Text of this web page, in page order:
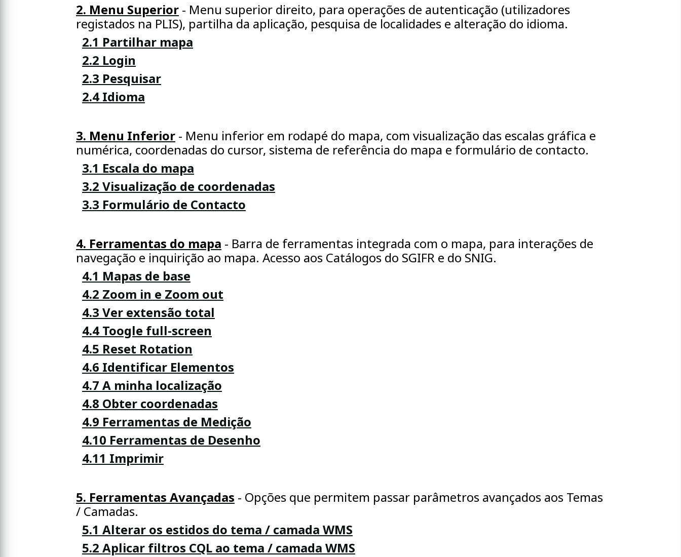
2. Menu Superior - Menu superior direito, para operações de autenticação (utilizadores
registados na PLIS), partilha da aplicação, pesquisa de localidades e alteração do idioma.
2.1 Partilhar mapa
2.2 Login
2.3 Pesquisar
2.4 Idioma
3. Menu Inferior - Menu inferior em rodapé do mapa, com visualização das escalas gráfica e
numérica, coordenadas do cursor, sistema de referência do mapa e formulário de contacto.
3.1 Escala do mapa
3.2 Visualização de coordenadas
3.3 Formulário de Contacto
4. Ferramentas do mapa - Barra de ferramentas integrada com o mapa, para interações de
navegação e inquirição ao mapa. Acesso aos Catálogos do SGIFR e do SNIG.
4.1 Mapas de base
4.2 Zoom in e Zoom out
4.3 Ver extensão total
4.4 Toogle full-screen
4.5 Reset Rotation
4.6 Identificar Elementos
4.7 A minha localização
4.8 Obter coordenadas
4.9 Ferramentas de Medição
4.10 Ferramentas de Desenho
4.11 Imprimir
5. Ferramentas Avançadas - Opções que permitem passar parâmetros avançados aos Temas
/ Camadas.
5.1 Alterar os estidos do tema / camada WMS
5.2 Aplicar filtros CQL ao tema / camada WMS